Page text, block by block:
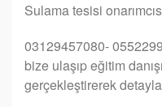
Sulama tesisi
03129457080-
bize ulaşıp eğitim
gerçekleştirerek